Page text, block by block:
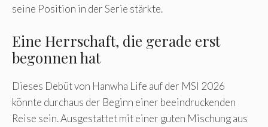
seine Position in der Serie stärkte.
Eine Herrschaft, die gerade erst
begonnen hat
Dieses Debüt von Hanwha Life auf der MSI 2026
könnte durchaus der Beginn einer beeindruckenden
Reise sein. Ausgestattet mit einer guten Mischung aus